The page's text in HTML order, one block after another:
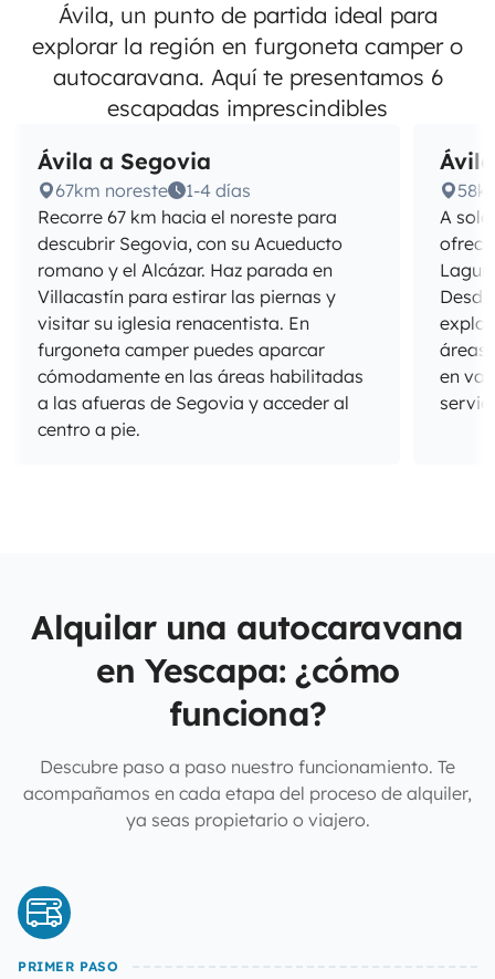
Ávila, un punto de partida ideal para
explorar la región en furgoneta camper o
autocaravana. Aquí te presentamos 6
escapadas imprescindibles
Ávila a Segovia
67km noreste
1-4 días
Recorre 67 km hacia el noreste para
descubrir Segovia, con su Acueducto
romano y el Alcázar. Haz parada en
Villacastín para estirar las piernas y
visitar su iglesia renacentista. En
furgoneta camper puedes aparcar
cómodamente en las áreas habilitadas
a las afueras de Segovia y acceder al
centro a pie.
A
áreas
en
Alquilar una autocaravana
en Yescapa: ¿cómo
funciona?
Descubre paso a paso nuestro funcionamiento. Te
acompañamos en cada etapa del proceso de alquiler,
ya seas propietario o viajero.
PRIMER PASO